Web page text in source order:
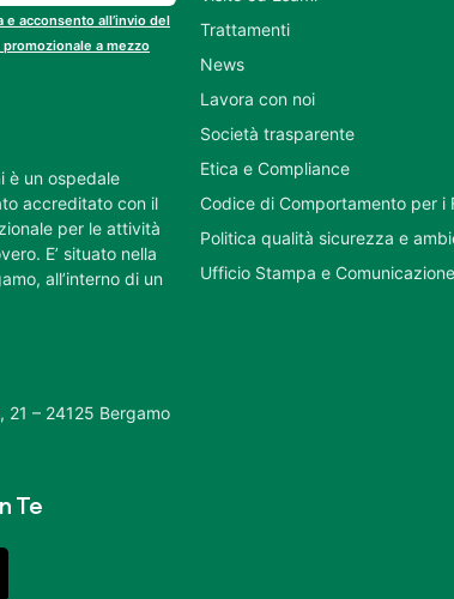
e acconsento all’invio del
a mezzo
è un ospedale
accreditato con il
per le attività
E’ situato nella
all’interno di un
21 – 24125 Bergamo
Te
Trattamenti
News
Lavora con noi
Società trasparente
Etica e Compliance
Codice di Comportamento per i
Politica qualità sicurezza e
Ufficio Stampa e Comunicazione